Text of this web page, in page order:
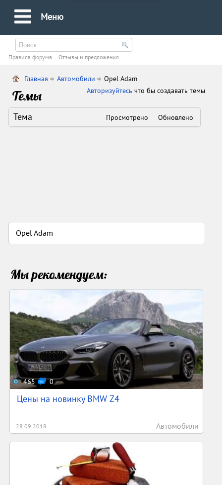
Меню
Правила форума Oтзывы и предложения
Главная Автомобили
Opel Adam
Авторизуйтесь что бы создавать темы
Темы
Тема Просмотрено Обновлено
Opel Adam
Мы рекомендуем:
465 0
Цены на новинку BMW Z4
28.09.2018 Автомобили